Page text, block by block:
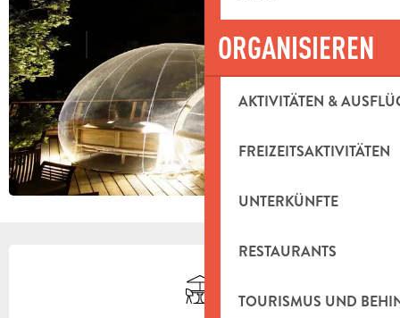
ORGANISIEREN
AKTIVITÄTEN &
FREIZEITSAKTIVITÄTEN
UNTERKÜNFTE
RESTAURANTS
TOURISMUS UND
ÖFFNUNGSZEITEN &
Terrasse